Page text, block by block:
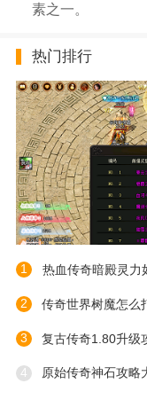
素之一。
热门排行
1 热血传奇暗殿灵力
2 传奇世界树魔怎么
3 复古传奇1.80升级
4 原始传奇神石攻略